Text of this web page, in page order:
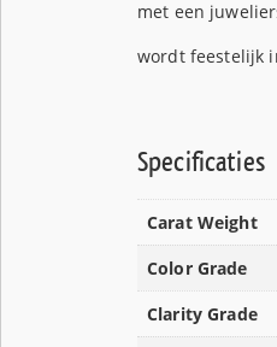
met een
wordt feestelijk
Specificaties
Carat Weight
Color Grade
Clarity Grade